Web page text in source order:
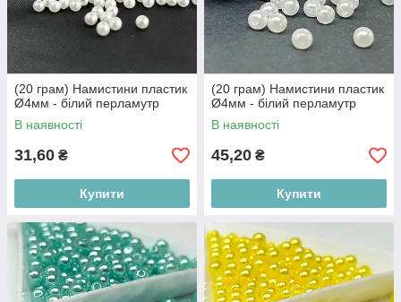
(20 грам) Намистини пластик
Ø4мм - білий перламутр
В наявності
31,60 ₴
Купити
(20 грам) Намистини пластик
Ø4мм - білий перламутр
В наявності
45,20 ₴
Купити